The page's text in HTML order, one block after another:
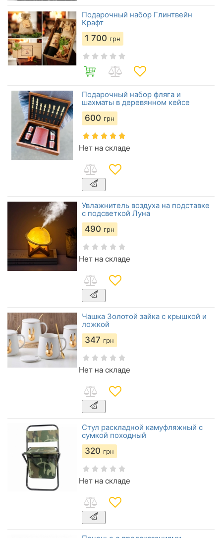
Подарочный набор Глинтвейн
Крафт
1 700 грн
Подарочный набор фляга и
шахматы в деревянном кейсе
600 грн
Нет на складе
Увлажнитель воздуха на подставке
с подсветкой Луна
490 грн
Нет на складе
Чашка Золотой зайка с крышкой и
ложкой
347 грн
Нет на складе
Стул раскладной камуфляжный с
сумкой походный
320 грн
Нет на складе